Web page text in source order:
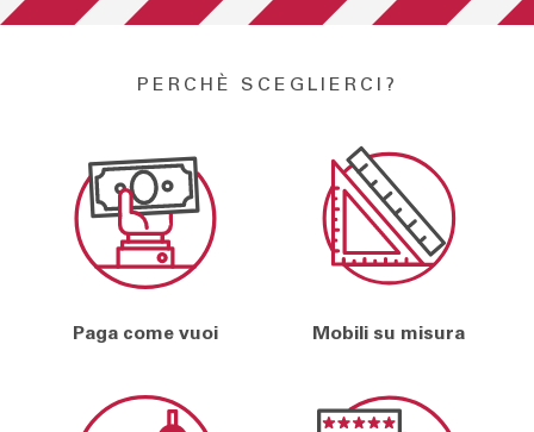
PERCHÈ SCEGLIERCI?
Paga come vuoi Mobili su misura